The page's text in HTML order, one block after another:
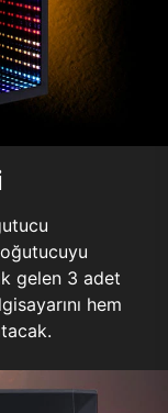
gelen 3 adet
hem